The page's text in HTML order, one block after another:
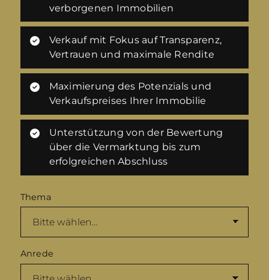
verborgenen Immobilien
Verkauf mit Fokus auf Transparenz,
Vertrauen und maximale Rendite
Maximierung des Potenzials und
Verkaufspreises Ihrer Immobilie
Unterstützung von der Bewertung
über die Vermarktung bis zum
erfolgreichen Abschluss
Thema
Anrede